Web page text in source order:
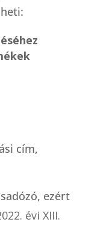
cím,
ezért
évi XIII.